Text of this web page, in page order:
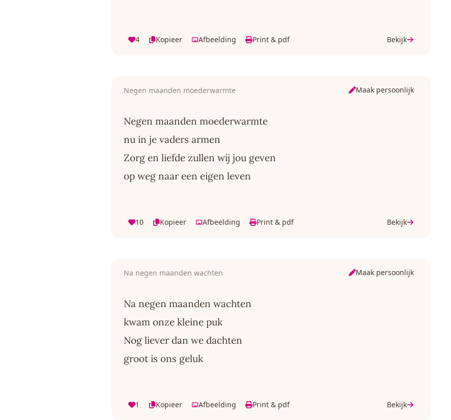
4 Kopieer Afbeelding Print & pdf Bekijk
Negen maanden moederwarmte Maak persoonlijk
Negen maanden moederwarmte
nu in je vaders armen
Zorg en liefde zullen wij jou geven
op weg naar een eigen leven
10 Kopieer Afbeelding Print & pdf Bekijk
Na negen maanden wachten Maak persoonlijk
Na negen maanden wachten
kwam onze kleine puk
Nog liever dan we dachten
groot is ons geluk
1 Kopieer Afbeelding Print & pdf Bekijk